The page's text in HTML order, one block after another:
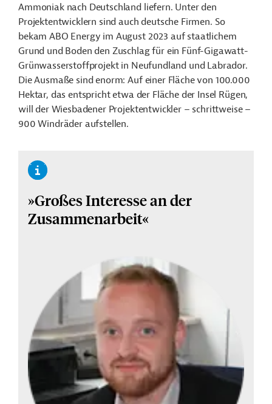
Ammoniak nach Deutschland liefern. Unter den
Projektentwicklern sind auch deutsche Firmen. So
bekam ABO Energy im August 2023 auf staatlichem
Grund und Boden den Zuschlag für ein Fünf-Gigawatt-
Grünwasserstoffprojekt in Neufundland und Labrador.
Die Ausmaße sind enorm: Auf einer Fläche von 100.000
Hektar, das entspricht etwa der Fläche der Insel Rügen,
will der Wiesbadener Projektentwickler – schrittweise –
900 Windräder aufstellen.
»Großes Interesse an der
Zusammenarbeit«